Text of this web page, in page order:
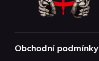
Obchodní podmínky